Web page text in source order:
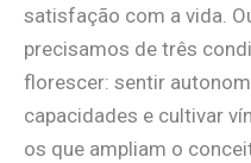
satisfação com a vida.
precisamos de três
florescer: sentir
capacidades e cultivar
os que ampliam o